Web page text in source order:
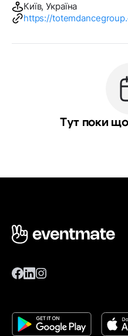
Київ, Україна
https://
Тут поки